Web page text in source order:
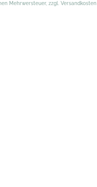
Mehrwersteuer, zzgl. Versandkosten